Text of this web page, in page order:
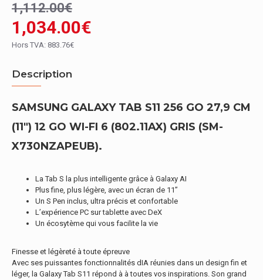
1,034.00€
1,112.00€
Hors TVA: 883.76€
Description
SAMSUNG GALAXY TAB S11 256 GO 27,9 CM
(11") 12 GO WI-FI 6 (802.11AX) GRIS (SM-
X730NZAPEUB).
La Tab S la plus intelligente grâce à Galaxy AI
Plus fine, plus légère, avec un écran de 11’’
Un S Pen inclus, ultra précis et confortable
L’expérience PC sur tablette avec DeX
Un écosytème qui vous facilite la vie
Finesse et légèreté à toute épreuve
Avec ses puissantes fonctionnalités dIA réunies dans un design fin et
léger, la Galaxy Tab S11 répond à à toutes vos inspirations. Son grand